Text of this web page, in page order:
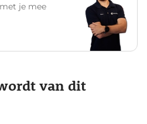
je mee
van dit